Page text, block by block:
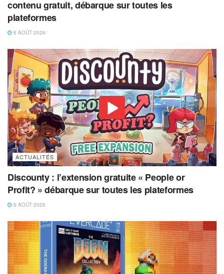
contenu gratuit, débarque sur toutes les
plateformes
6 AOÛT 2026
ACTUALITÉS
Discounty : l’extension gratuite « People or
Profit? » débarque sur toutes les plateformes
6 AOÛT 2026